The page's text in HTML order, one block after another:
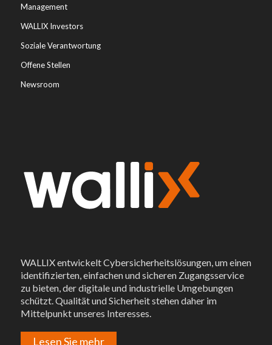
Management
WALLIX Investors
Soziale Verantwortung
Offene Stellen
Newsroom
WALLIX entwickelt Cybersicherheitslösungen, um einen
identifizierten, einfachen und sicheren Zugangsservice
zu bieten, der digitale und industrielle Umgebungen
schützt. Qualität und Sicherheit stehen daher im
Mittelpunkt unseres Interesses.
Lesen Sie mehr